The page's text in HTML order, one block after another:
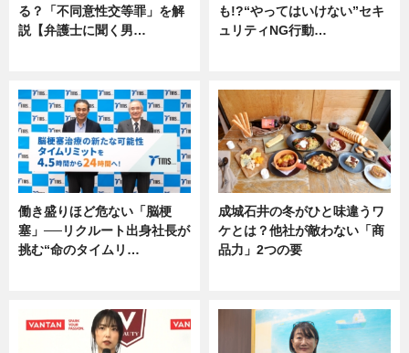
る？「不同意性交等罪」を解
説【弁護士に聞く男…
も!?“やってはいけない”セキ
ュリティNG行動…
働き盛りほど危ない「脳梗
塞」──リクルート出身社長が
挑む“命のタイムリ…
成城石井の冬がひと味違うワ
ケとは？他社が敵わない「商
品力」2つの要